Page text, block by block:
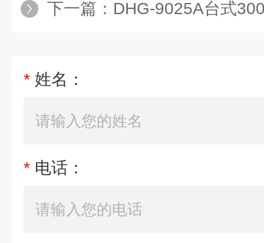
下一篇： DHG-9025A台式300度鼓风
* 姓名：
* 电话：